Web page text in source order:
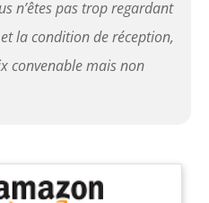
vous satisfaire à 100 %.
excellent produit ne
être assuré que par un
n’êtes pas trop regardant
la condition de réception,
convenable mais non